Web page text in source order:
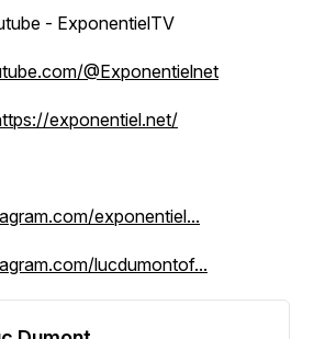
- ExponentielTV
@Exponentielnet
exponentiel.net/
exponentiel...
lucdumontof...